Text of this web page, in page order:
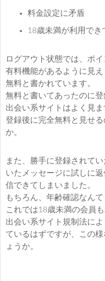
料金設定に矛盾
18歳未満が利用でき
ログアウト状態では、ポ
有料機能があるように見
無料と書かれています。
無料と書いてあったのに
出会い系サイトはよく見
登録後に完全無料と見せ
か。
また、勝手に登録されて
いたメッセージに試しに
信できてしまいました。
もちろん、年齢確認なん
これでは18歳未満の会員
出会い系サイト規制法に
ているはずですが、この
ょうか。